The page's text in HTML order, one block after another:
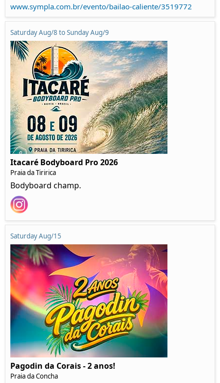
www.sympla.com.br/evento/bailao-caliente/3519772
Saturday Aug/8 to Sunday Aug/9
Itacaré Bodyboard Pro 2026
Praia da Tiririca
Bodyboard champ.
Saturday Aug/15
Pagodin da Corais - 2 anos!
Praia da Concha